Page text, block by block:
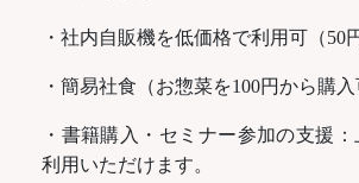
・社内自販機を低価格で利用可（50
・簡易社食（お惣菜を100円から購入
・書籍購入・セミナー参加の支援
利用いただけます。